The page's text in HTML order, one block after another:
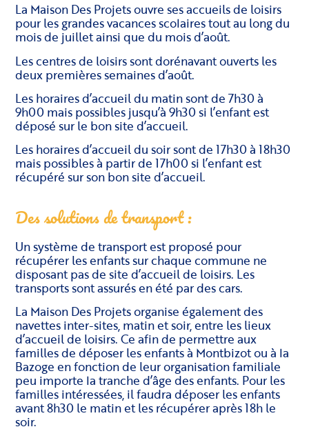
La Maison Des Projets ouvre ses accueils de loisirs
pour les grandes vacances scolaires tout au long du
mois de juillet ainsi que du mois d’août.
Les centres de loisirs sont dorénavant ouverts les
deux premières semaines d’août.
Les horaires d’accueil du matin sont de 7h30 à
9h00 mais possibles jusqu’à 9h30 si l’enfant est
déposé sur le bon site d’accueil.
Les horaires d’accueil du soir sont de 17h30 à 18h30
mais possibles à partir de 17h00 si l’enfant est
récupéré sur son bon site d’accueil.
Des solutions de transport :
Un système de transport est proposé pour
récupérer les enfants sur chaque commune ne
disposant pas de site d’accueil de loisirs. Les
transports sont assurés en été par des cars.
La Maison Des Projets organise également des
navettes inter-sites, matin et soir, entre les lieux
d’accueil de loisirs. Ce afin de permettre aux
familles de déposer les enfants à Montbizot ou à la
Bazoge en fonction de leur organisation familiale
peu importe la tranche d’âge des enfants. Pour les
familles intéressées, il faudra déposer les enfants
avant 8h30 le matin et les récupérer après 18h le
soir.